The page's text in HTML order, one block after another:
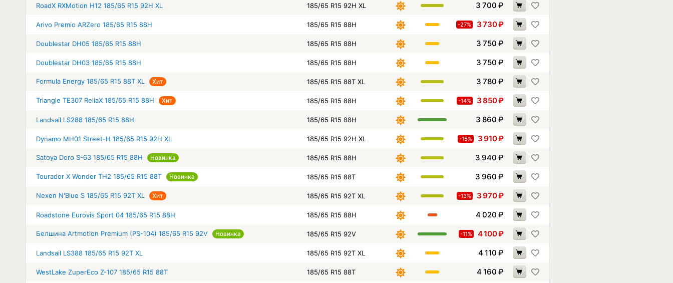
RoadX RXMotion H12 185/65 R15 92H XL 185/65 R15 92H XL 3 700 ₽
Arivo Premio ARZero 185/65 R15 88H 185/65 R15 88H -27% 3 730₽
Doublestar DH05 185/65 R15 88H 185/65 R15 88H 3 750 ₽
Doublestar DH03 185/65 R15 88H 185/65 R15 88H 3 750 ₽
Formula Energy 185/65 R15 88T XL Хит 185/65 R15 88T XL 3 780 ₽
Triangle TE307 ReliaX 185/65 R15 88H Хит 185/65 R15 88H -14% 3 850₽
Landsail LS288 185/65 R15 88H 185/65 R15 88H 3 860 ₽
Dynamo MH01 Street-H 185/65 R15 92H XL 185/65 R15 92H XL -15% 3 910₽
Satoya Doro S-63 185/65 R15 88H Новинка 185/65 R15 88H 3 940 ₽
Tourador X Wonder TH2 185/65 R15 88T Новинка 185/65 R15 88T 3 960 ₽
Nexen N'Blue S 185/65 R15 92T XL Хит 185/65 R15 92T XL -13% 3 970₽
Roadstone Eurovis Sport 04 185/65 R15 88H 185/65 R15 88H 4 020 ₽
Белшина Artmotion Premium (PS-104) 185/65 R15 92V Новинка 185/65 R15 92V -11% 4 100₽
Landsail LS388 185/65 R15 92T XL 185/65 R15 92T XL 4 110 ₽
WestLake ZuperEco Z-107 185/65 R15 88T 185/65 R15 88T 4 160 ₽